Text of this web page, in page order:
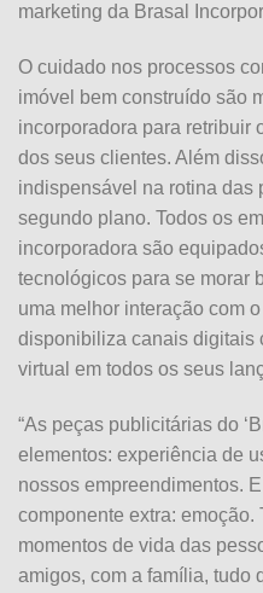
marketing da Brasal
O cuidado nos processos
imóvel bem construído são
incorporadora para retribuir
dos seus clientes. Além
indispensável na rotina das
segundo plano. Todos os
incorporadora são
tecnológicos para se morar
uma melhor interação com
disponibiliza canais digitais
virtual em todos os seus
“As peças publicitárias do
elementos: experiência de
nossos empreendimentos.
componente extra: emoção.
momentos de vida das
amigos, com a família, tudo